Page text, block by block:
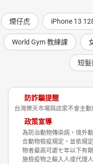
煙仔虎 iPhone 13
World Gym 教練課
短髮
防詐騙提醒
台灣樂天市場與店家不會主
政策宣導
為防治動物傳染病，境外
合動物檢疫規定，並依規
物者最高可處七年以下有
施檢疫物之輸入人或代理